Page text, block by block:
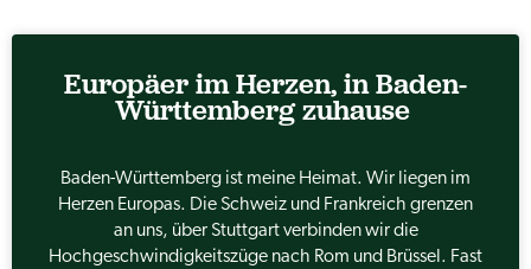
Europäer im Herzen, in Baden-
Württemberg zuhause
Baden-Württemberg ist meine Heimat. Wir liegen im
Herzen Europas. Die Schweiz und Frankreich grenzen
an uns, über Stuttgart verbinden wir die
Hochgeschwindigkeitszüge nach Rom und Brüssel. Fast